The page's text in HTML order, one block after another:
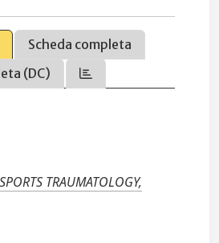
Scheda completa
(DC)
TRAUMATOLOGY,